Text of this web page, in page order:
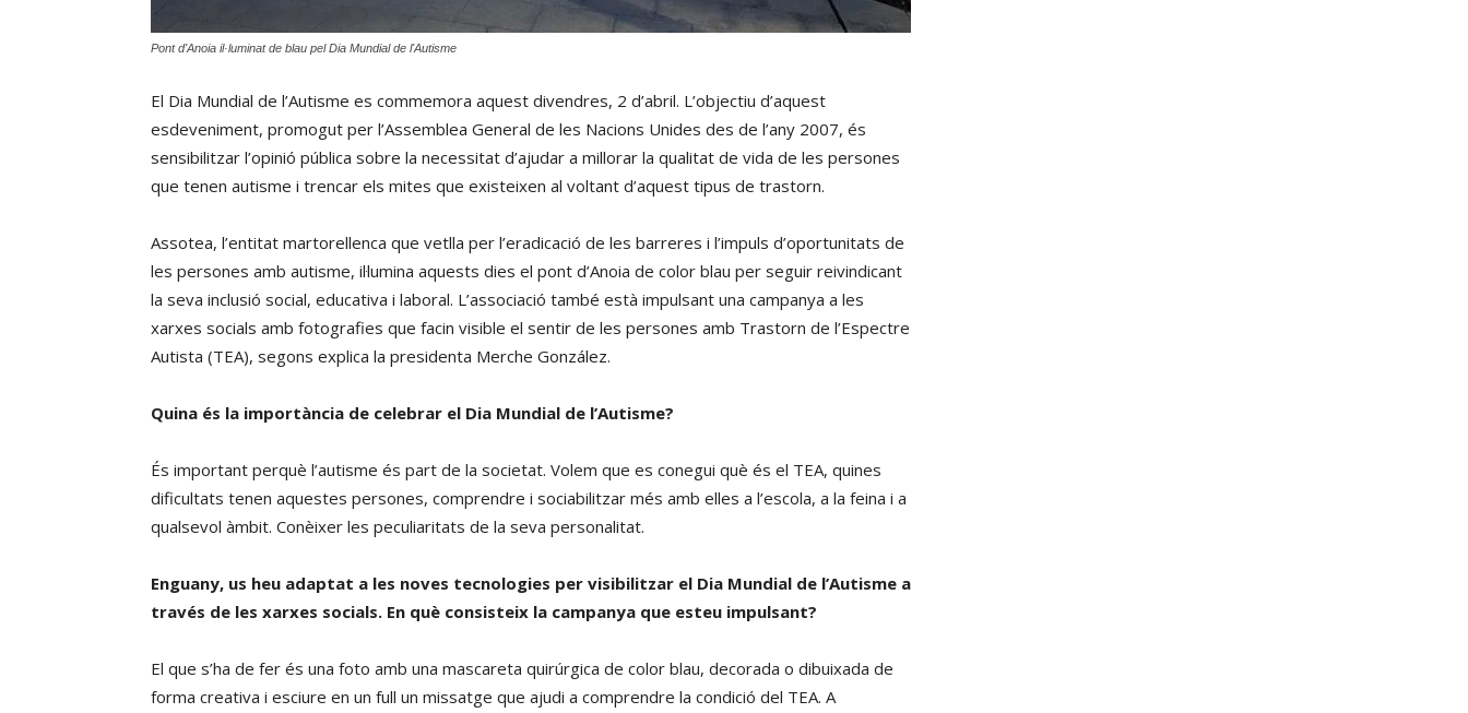
Pont d'Anoia il·luminat de blau pel Dia Mundial de l'Autisme
El Dia Mundial de l’Autisme es commemora aquest divendres, 2 d’abril. L’objectiu d’aquest
esdeveniment, promogut per l’Assemblea General de les Nacions Unides des de l’any 2007, és
sensibilitzar l’opinió pública sobre la necessitat d’ajudar a millorar la qualitat de vida de les persones
que tenen autisme i trencar els mites que existeixen al voltant d’aquest tipus de trastorn.
Assotea, l’entitat martorellenca que vetlla per l’eradicació de les barreres i l’impuls d’oportunitats de
les persones amb autisme, il·lumina aquests dies el pont d’Anoia de color blau per seguir reivindicant
la seva inclusió social, educativa i laboral. L’associació també està impulsant una campanya a les
xarxes socials amb fotografies que facin visible el sentir de les persones amb Trastorn de l’Espectre
Autista (TEA), segons explica la presidenta Merche González.
Quina és la importància de celebrar el Dia Mundial de l’Autisme?
És important perquè l’autisme és part de la societat. Volem que es conegui què és el TEA, quines
dificultats tenen aquestes persones, comprendre i sociabilitzar més amb elles a l’escola, a la feina i a
qualsevol àmbit. Conèixer les peculiaritats de la seva personalitat.
Enguany, us heu adaptat a les noves tecnologies per visibilitzar el Dia Mundial de l’Autisme a
través de les xarxes socials. En què consisteix la campanya que esteu impulsant?
El que s’ha de fer és una foto amb una mascareta quirúrgica de color blau, decorada o dibuixada de
forma creativa i esciure en un full un missatge que ajudi a comprendre la condició del TEA. A